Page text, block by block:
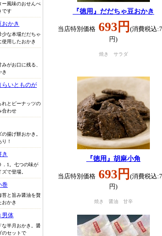
ー風味のおせんべ
です
おかき
少な本場だだちゃ
使用したおかき
がお口に残る、
き
らいとものが
れとピーナッツの
合わせ
揚げ餅おかき。
！
き
．1。七つの味が
で登場。
巻
苔と旨み醤油を贅
おかき
男体
な半月おかき。醤
のセットで
『徳用』だだちゃ豆おかき
当店特別価格 693円(消費税込
円)
焼き サラダ
『徳用』胡麻小角
当店特別価格 693円(消費税込
円)
焼き 醤油 甘辛